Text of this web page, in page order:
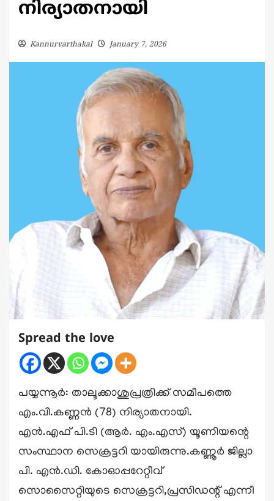
നിര്യാതനായി
Kannurvarthakal January 7, 2026
Spread the love
പയ്യന്നൂർ: താലൂക്കാശുപ്രത്രിക്ക് സമീപത്തെ
എം.വി.കണ്ണൻ (78) നിര്യാതനായി.
എൻ.എഫ് പി.ടി (ആർ. എം.എസ്) യൂണിയന്റെ
സംസ്ഥാന സെക്രട്ടറി യായിരുന്നു.കണ്ണൂർ ജില്ലാ
പി. എൻ.ഡി. കോഓപ്പറേറ്റീവ്
സൊസൈറ്റിയുടെ സെക്രട്ടറി,പ്രസിഡന്റ്‌ എന്നീ